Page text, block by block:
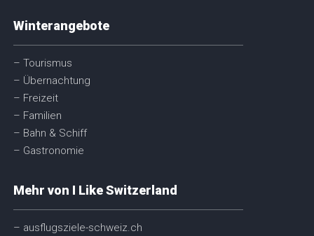
Winterangebote
– Tourismus
– Übernachtung
– Freizeit
– Familien
– Bahn & Schiff
– Gastronomie
Mehr von I Like Switzerland
– ausflugsziele-schweiz.ch